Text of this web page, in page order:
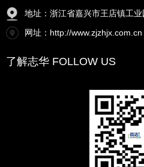
地址：浙江省嘉兴市王店镇工
网址：http://www.zjzhjx.com.cn
了解志华 FOLLOW US